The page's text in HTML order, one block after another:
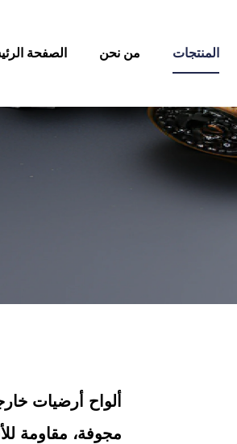
الصفحة من نحن المنتجات
مجوفة، مقاومة